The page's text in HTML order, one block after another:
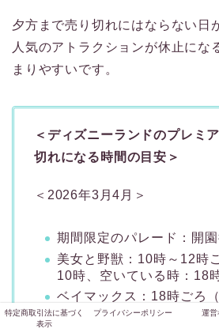
夕方まで売り切れにはならない日
人気のアトラクションが休止にな
まりやすいです。
＜ディズニーランドのプレミ
切れになる時間の目安＞
＜2026年3月4月＞
期間限定のパレード：開
美女と野獣：10時～12時
10時、空いている時：18時
ベイマックス：18時ごろ
スプラッシュマウンテン
特定商取引法に基づく
表示
プライバシーポリシー 運営